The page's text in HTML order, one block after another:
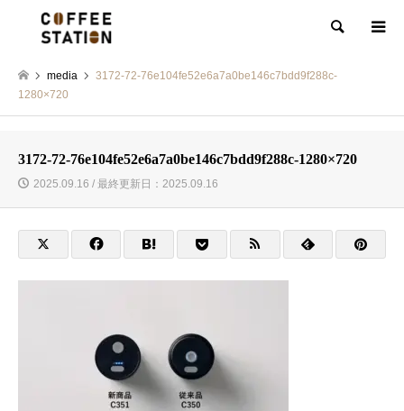
検索
media
3172-72-76e104fe52e6a7a0be146c7bdd9f288c-
1280×720
3172-72-76e104fe52e6a7a0be146c7bdd9f288c-1280×720
2025.09.16 / 最終更新日：2025.09.16